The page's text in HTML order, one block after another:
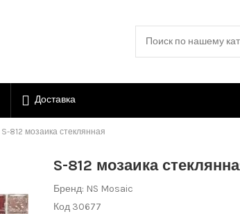
Доставка
S-812 мозаика стеклянная
S-812 мозаика
Бренд: NS Mosaic
Код 30677